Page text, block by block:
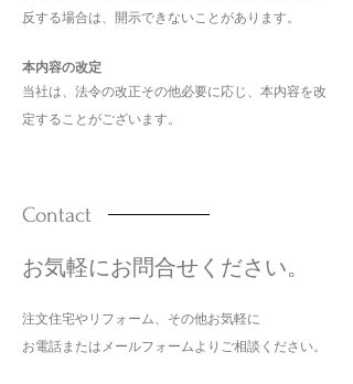
反する場合は、開示できないことがあります。
本内容の改定
当社は、法令の改正その他必要に応じ、本内容を改
定することがございます。
Contact
お気軽にお問合せください。
注文住宅やリフォーム、その他お気軽に
お電話またはメールフォームよりご相談ください。